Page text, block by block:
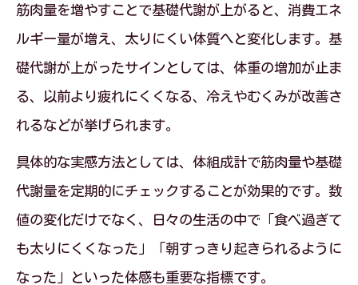
筋肉量を増やすことで基礎代謝が上がると、消費エネ
ルギー量が増え、太りにくい体質へと変化します。基
礎代謝が上がったサインとしては、体重の増加が止ま
る、以前より疲れにくくなる、冷えやむくみが改善さ
れるなどが挙げられます。
具体的な実感方法としては、体組成計で筋肉量や基礎
代謝量を定期的にチェックすることが効果的です。数
値の変化だけでなく、日々の生活の中で「食べ過ぎて
も太りにくくなった」「朝すっきり起きられるように
なった」といった体感も重要な指標です。